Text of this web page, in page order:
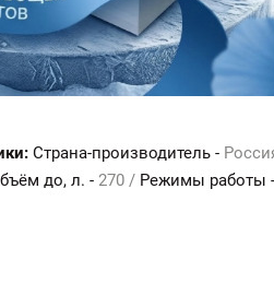
Страна-производитель -
до, л. - 270 / Режимы работы -